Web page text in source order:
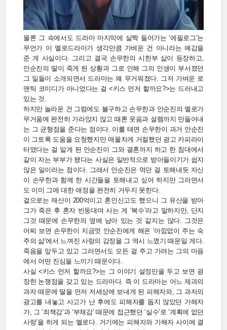
물론 그 속에서도 드라마 마지막에 살짝 들어가는 ‘에필로그’는
무언가 이 멜로드라마가 생각만큼 가벼운 건 아니라는 예감을
준 게 사실이다. 그리고 결국 손무한의 시한부 삶이 등장하고,
안순진의 딸이 죽게 된 상황과 그로 인해 그의 인생이 부서졌던
그 일들이 소개되면서 드라마는 꽤 무거워졌다. 그저 가벼운 로
맨틱 코미디가 아니었다는 걸 <키스 먼저 할까요?>는 드러내고
있는 것.
하지만 놀라운 건 그럼에도 불구하고 손무한과 안순진의 멜로가
무거움에 완전히 가라앉지 않고 때론 웃음과 설렘까지 만들어내
는 그 균형점을 준다는 점이다. 이를 테면 손무한이 과거 안순진
이 그토록 도움을 요청했지만 매몰차게 거절했던 광고 카피라이
터였다는 걸 알게 된 안순진이 그와 결혼까지 하고 한 침대에서
같이 자는 부부가 됐다는 사실은 일반적으로 받아들이기가 쉽지
않은 일이라는 점이다. 그래서 안순진은 먹던 걸 토해내듯 자신
이 손무한과 함께 한 시간들을 토해내고 싶어 하지만 그러면서
도 이미 그에 대한 애정을 완전히 거두지 못한다.
겉으로는 재산이 200억이고 혼인신고도 했으니 그 유산을 받아
그가 죽은 후 혼자 빈둥대며 사는 게 ‘복수’라고 말하지만, 단지
그것 때문에 손무한의 옆에 남아 있는 것 같지는 않다. 그것은
어찌 보면 손무한이 지금껏 안순진에게 해온 ‘아낌없이 주는 숙
주의 삶’에서 느껴진 사랑의 감정을 그 역시 느꼈기 때문일 게다.
죽음을 앞두고 있고 그러면서도 모든 걸 주고 가려는 그의 마음
에서 어떤 진심을 느끼기 때문이다.
사실 <키스 먼저 할까요?>는 그 이야기 설정만을 두고 보면 굉
장한 논쟁점을 갖고 있는 드라마다. 즉 이 드라마는 어느 제과의
과자 때문에 딸을 먼저 저세상에 보내게 된 피해자와, 그 과자의
광고를 내놓고 사고가 난 후에도 피해자를 돕지 않았던 가해자
가, 그 ‘죄책감’과 ‘부채감’ 때문에 접근했던 ‘실수’로 ‘계획에 없던
사랑’을 하게 되는 멜로다. 거기에는 피해자와 가해자 사이에 결